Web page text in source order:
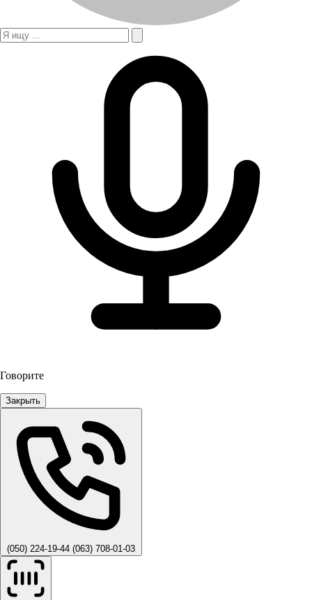
Говорите
Закрыть
(050) 224-19-44 (063) 708-01-03